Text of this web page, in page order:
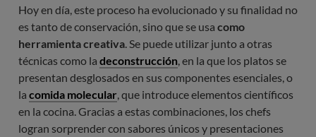
Hoy en día, este proceso ha evolucionado y su finalidad no
es tanto de conservación, sino que se usa como
herramienta creativa. Se puede utilizar junto a otras
técnicas como la deconstrucción, en la que los platos se
presentan desglosados en sus componentes esenciales, o
la comida molecular, que introduce elementos científicos
en la cocina. Gracias a estas combinaciones, los chefs
logran sorprender con sabores únicos y presentaciones